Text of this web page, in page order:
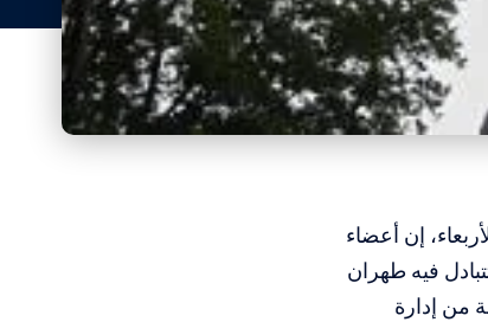
إن أعضاء
فيه طهران
من إدارة